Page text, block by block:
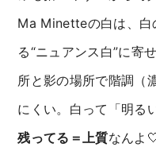
Ma Minetteの白は、白
る“ニュアンス白”に寄
所と影の場所で階調（
にくい。白って「明る
残ってる＝上質なんよ